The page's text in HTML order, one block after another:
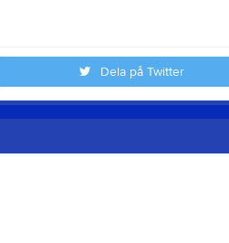
Dela på Twitter